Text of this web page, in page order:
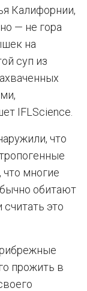
Калифорнии,
— не гора
на
суп из
IFLScience.
что
многие
обитают
это
прожить в